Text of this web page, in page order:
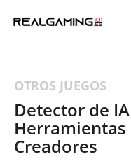
OTROS JUEGOS
Detector de
Herramientas
Creadores